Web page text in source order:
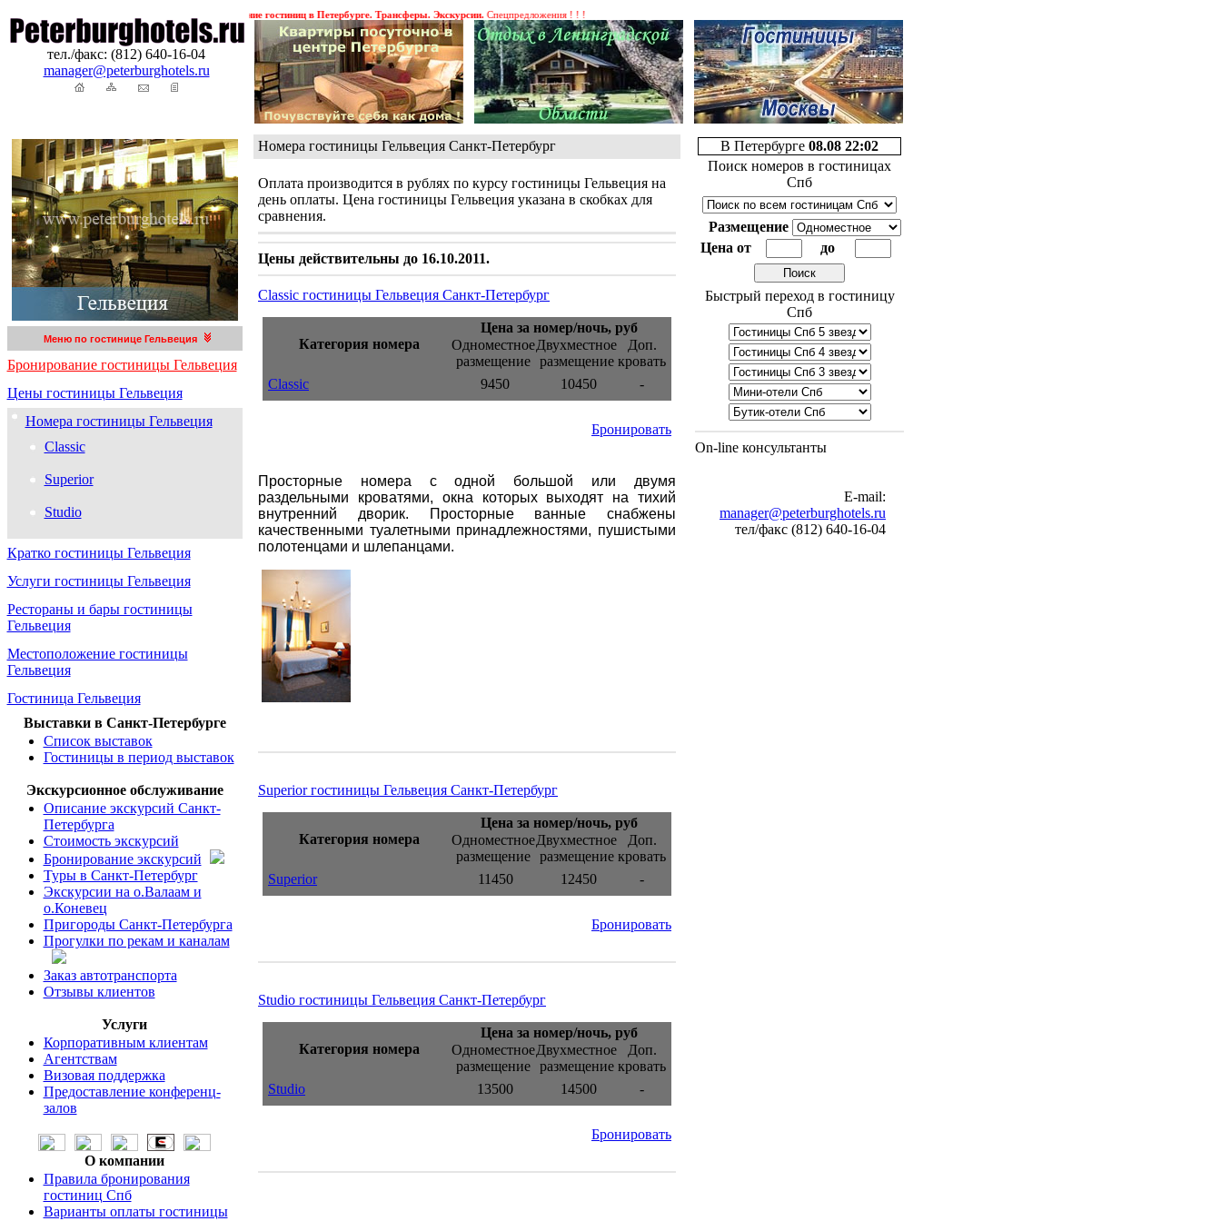
тел./факс: (812) 640-16-04
manager@peterburghotels.ru
Гостиницы Санкт-Петербурга. Бронирование гостиниц в Петербурге. Трансферы. Экскурсии.Спецпредложения ! ! !
Меню по гостинице Гельвеция
Бронирование гостиницы Гельвеция
Цены гостиницы Гельвеция
Номера гостиницы Гельвеция
Classic
Superior
Studio
Кратко гостиницы Гельвеция
Услуги гостиницы Гельвеция
Рестораны и бары гостиницы
Гельвеция
Местоположение гостиницы
Гельвеция
Гостиница Гельвеция
Выставки в Санкт-Петербурге
Список выставок
Гостиницы в период выставок
Экскурсионное обслуживание
Описание экскурсий Санкт-
Петербурга
Стоимость экскурсий
Бронирование экскурсий
Туры в Санкт-Петербург
Экскурсии на о.Валаам и
о.Коневец
Пригороды Санкт-Петербурга
Прогулки по рекам и каналам
Заказ автотранспорта
Отзывы клиентов
Услуги
Корпоративным клиентам
Агентствам
Визовая поддержка
Предоставление конференц-
залов
О компании
Правила бронирования
гостиниц Спб
Варианты оплаты гостиницы
Номера гостиницы Гельвеция Санкт-Петербург
Оплата производится в рублях по курсу гостиницы Гельвеция на
день оплаты. Цена гостиницы Гельвеция указана в скобках для
сравнения.
Цены действительны до 16.10.2011.
Classic гостиницы Гельвеция Санкт-Петербург
Категория номера
Цена за номер/ночь, руб
Одноместное
размещение
Двухместное
размещение
Доп.
кровать
Classic
9450 10450 -
Бронировать
Просторные номера с одной большой или двумя
раздельными кроватями, окна которых выходят на тихий
внутренний дворик.
Просторные ванные снабжены
качественными туалетными принадлежностями, пушистыми
полотенцами и шлепанцами.
Superior гостиницы Гельвеция Санкт-Петербург
Категория номера
Цена за номер/ночь, руб
Одноместное
размещение
Двухместное
размещение
Доп.
кровать
Superior
11450 12450 -
Бронировать
Studio гостиницы Гельвеция Санкт-Петербург
Категория номера
Цена за номер/ночь, руб
Одноместное
размещение
Двухместное
размещение
Доп.
кровать
Studio
13500 14500 -
Бронировать
В Петербурге 08.08 22:02
Поиск номеров в гостиницах
Спб
Размещение
Цена от
до
Быстрый переход в гостиницу
Спб
On-line консультанты
E-mail:
manager@peterburghotels.ru
тел/факс (812) 640-16-04